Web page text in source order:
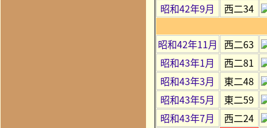
昭和42年9月
西二34
昭和42年11月 西二63
昭和43年1月
西二81
昭和43年3月
東二48
昭和43年5月
東二59
昭和43年7月
西二24